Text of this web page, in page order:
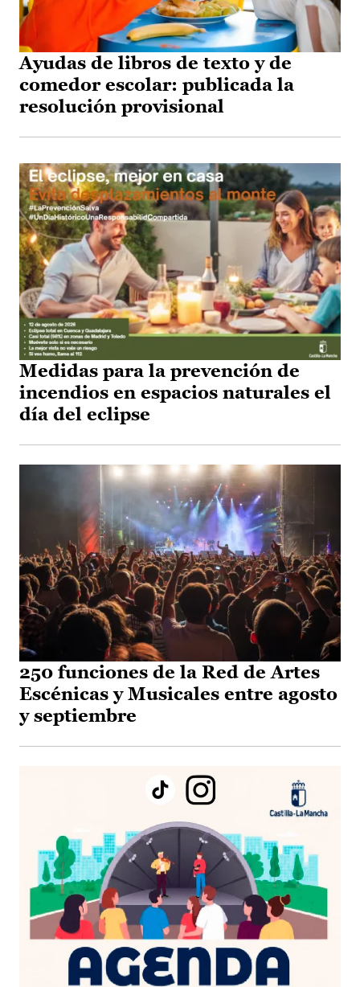
Ayudas de libros de texto y de
comedor escolar: publicada la
resolución provisional
Medidas para la prevención de
incendios en espacios naturales el
día del eclipse
250 funciones de la Red de Artes
Escénicas y Musicales entre agosto
y septiembre